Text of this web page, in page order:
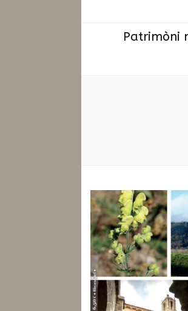
Patrimòni